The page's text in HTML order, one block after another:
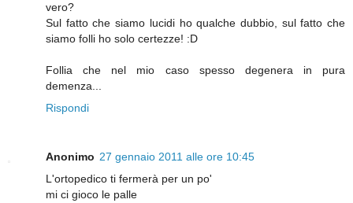
vero?
Sul fatto che siamo lucidi ho qualche dubbio, sul fatto che
siamo folli ho solo certezze! :D
Follia che nel mio caso spesso degenera in pura
demenza...
Rispondi
Anonimo 27 gennaio 2011 alle ore 10:45
L'ortopedico ti fermerà per un po'
mi ci gioco le palle